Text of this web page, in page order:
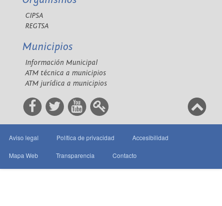
CIPSA
REGTSA
Municipios
Información Municipal
ATM técnica a municipios
ATM jurídica a municipios
Aviso legal Política de privacidad Accesibilidad
Mapa Web Transparencia Contacto